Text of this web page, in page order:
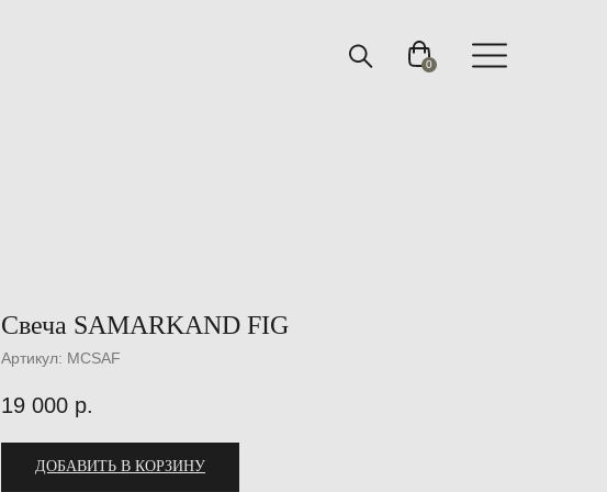
0
Свеча SAMARKAND FIG
Артикул: MCSAF
19 000 р.
ДОБАВИТЬ В КОРЗИНУ